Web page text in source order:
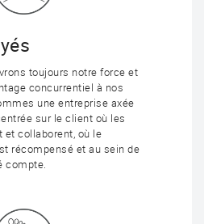
toujours notre force et
concurrentiel à nos
une entreprise axée
sur le client où les
et collaborent, où le
récompensé et au sein de
compte.